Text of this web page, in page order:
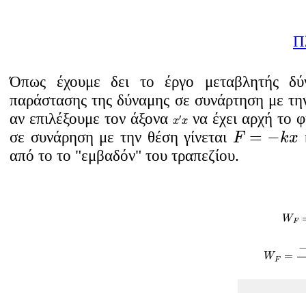
Όπως έχουμε δει το έργο μεταβλητής
παράστασης της δύναμης σε συνάρτηση με
αν επιλέξουμε τον άξοναx′x
x′x να έχει αρχή το
σε συνάρηση με την θέση γίνεταιF = −kx
F=−k x
από το το "εμβαδόν" του τραπεζίου.
WF
WF =